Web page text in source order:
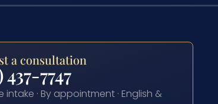
a consultation
437-7747
intake · By appointment · English &